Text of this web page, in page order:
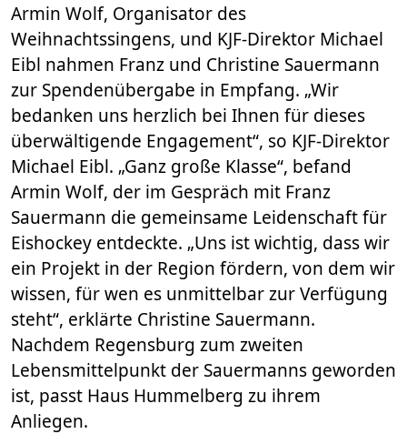
Armin Wolf, Organisator des
Weihnachtssingens, und KJF-Direktor Michael
Eibl nahmen Franz und Christine Sauermann
zur Spendenübergabe in Empfang. „Wir
bedanken uns herzlich bei Ihnen für dieses
überwältigende Engagement“, so KJF-Direktor
Michael Eibl. „Ganz große Klasse“, befand
Armin Wolf, der im Gespräch mit Franz
Sauermann die gemeinsame Leidenschaft für
Eishockey entdeckte. „Uns ist wichtig, dass wir
ein Projekt in der Region fördern, von dem wir
wissen, für wen es unmittelbar zur Verfügung
steht“, erklärte Christine Sauermann.
Nachdem Regensburg zum zweiten
Lebensmittelpunkt der Sauermanns geworden
ist, passt Haus Hummelberg zu ihrem
Anliegen.